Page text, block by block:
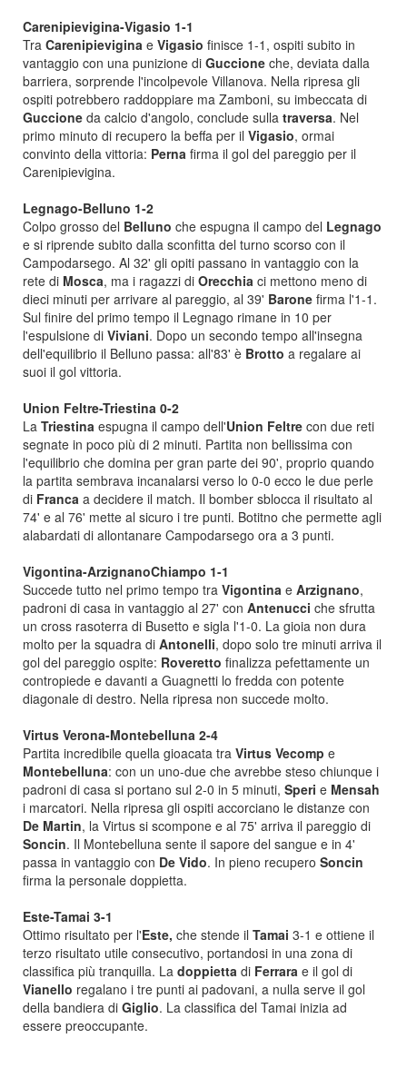
Carenipievigina-Vigasio 1-1
Tra Carenipievigina e Vigasio finisce 1-1, ospiti subito in
vantaggio con una punizione di Guccione che, deviata dalla
barriera, sorprende l'incolpevole Villanova. Nella ripresa gli
ospiti potrebbero raddoppiare ma Zamboni, su imbeccata di
Guccione da calcio d'angolo, conclude sulla traversa. Nel
primo minuto di recupero la beffa per il Vigasio, ormai
convinto della vittoria: Perna firma il gol del pareggio per il
Carenipievigina.
Legnago-Belluno 1-2
Colpo grosso del Belluno che espugna il campo del Legnago
e si riprende subito dalla sconfitta del turno scorso con il
Campodarsego. Al 32' gli opiti passano in vantaggio con la
rete di Mosca, ma i ragazzi di Orecchia ci mettono meno di
dieci minuti per arrivare al pareggio, al 39' Barone firma l'1-1.
Sul finire del primo tempo il Legnago rimane in 10 per
l'espulsione di Viviani. Dopo un secondo tempo all'insegna
dell'equilibrio il Belluno passa: all'83' è Brotto a regalare ai
suoi il gol vittoria.
Union Feltre-Triestina 0-2
La Triestina espugna il campo dell'Union Feltre con due reti
segnate in poco più di 2 minuti. Partita non bellissima con
l'equilibrio che domina per gran parte dei 90', proprio quando
la partita sembrava incanalarsi verso lo 0-0 ecco le due perle
di Franca a decidere il match. Il bomber sblocca il risultato al
74' e al 76' mette al sicuro i tre punti. Botitno che permette agli
alabardati di allontanare Campodarsego ora a 3 punti.
Vigontina-ArzignanoChiampo 1-1
Succede tutto nel primo tempo tra Vigontina e Arzignano,
padroni di casa in vantaggio al 27' con Antenucci che sfrutta
un cross rasoterra di Busetto e sigla l'1-0. La gioia non dura
molto per la squadra di Antonelli, dopo solo tre minuti arriva il
gol del pareggio ospite: Roveretto finalizza pefettamente un
contropiede e davanti a Guagnetti lo fredda con potente
diagonale di destro. Nella ripresa non succede molto.
Virtus Verona-Montebelluna 2-4
Partita incredibile quella gioacata tra Virtus Vecomp e
Montebelluna: con un uno-due che avrebbe steso chiunque i
padroni di casa si portano sul 2-0 in 5 minuti, Speri e Mensah
i marcatori. Nella ripresa gli ospiti accorciano le distanze con
De Martin, la Virtus si scompone e al 75' arriva il pareggio di
Soncin. Il Montebelluna sente il sapore del sangue e in 4'
passa in vantaggio con De Vido. In pieno recupero Soncin
firma la personale doppietta.
Este-Tamai 3-1
Ottimo risultato per l'Este, che stende il Tamai 3-1 e ottiene il
terzo risultato utile consecutivo, portandosi in una zona di
classifica più tranquilla. La doppietta di Ferrara e il gol di
Vianello regalano i tre punti ai padovani, a nulla serve il gol
della bandiera di Giglio. La classifica del Tamai inizia ad
essere preoccupante.